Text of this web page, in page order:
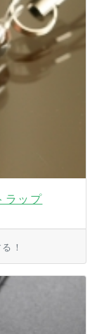
ラップ
！